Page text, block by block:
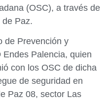
(OSC), a través de
Paz.
de Prevención y
Palencia, quien
con los OSC de dicha
de seguridad en
Paz 08, sector Las